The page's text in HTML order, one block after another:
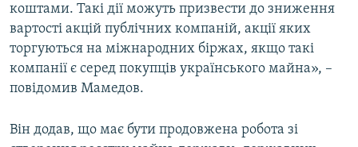
коштами. Такі дії можуть призвести до зниження
вартості акцій публічних компаній, акції яких
торгуються на міжнародних біржах, якщо такі
компанії є серед покупців українського майна», –
повідомив Мамедов.
Він додав, що має бути продовжена робота зі